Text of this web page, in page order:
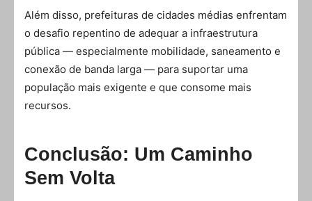
Além disso, prefeituras de cidades médias enfrentam
o desafio repentino de adequar a infraestrutura
pública — especialmente mobilidade, saneamento e
conexão de banda larga — para suportar uma
população mais exigente e que consome mais
recursos.
Conclusão: Um Caminho
Sem Volta